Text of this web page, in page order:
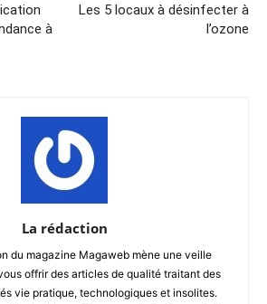
à
Les 5 locaux à désinfecter à
l’ozone
La rédaction
du magazine Magaweb mène une veille
offrir des articles de qualité traitant des
vie pratique, technologiques et insolites.